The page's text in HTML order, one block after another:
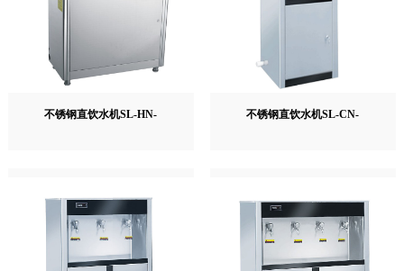
不锈钢直饮水机SL-HN- 不锈钢直饮水机SL-CN-